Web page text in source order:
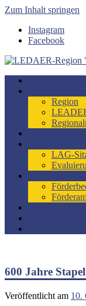
Zum Inhalt springen
Instagram
Facebook
LEDAER-Region
Förderzeitraum 2023-
Region
LAG-
600 Jahre
Veröffentlicht am 10.